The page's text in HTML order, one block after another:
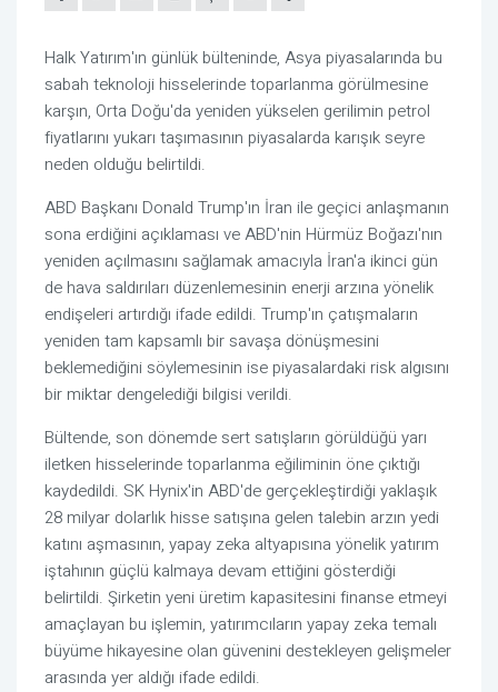
Halk Yatırım'ın günlük bülteninde, Asya piyasalarında bu
sabah teknoloji hisselerinde toparlanma görülmesine
karşın, Orta Doğu'da yeniden yükselen gerilimin petrol
fiyatlarını yukarı taşımasının piyasalarda karışık seyre
neden olduğu belirtildi.
ABD Başkanı Donald Trump'ın İran ile geçici anlaşmanın
sona erdiğini açıklaması ve ABD'nin Hürmüz Boğazı'nın
yeniden açılmasını sağlamak amacıyla İran'a ikinci gün
de hava saldırıları düzenlemesinin enerji arzına yönelik
endişeleri artırdığı ifade edildi. Trump'ın çatışmaların
yeniden tam kapsamlı bir savaşa dönüşmesini
beklemediğini söylemesinin ise piyasalardaki risk algısını
bir miktar dengelediği bilgisi verildi.
Bültende, son dönemde sert satışların görüldüğü yarı
iletken hisselerinde toparlanma eğiliminin öne çıktığı
kaydedildi. SK Hynix'in ABD'de gerçekleştirdiği yaklaşık
28 milyar dolarlık hisse satışına gelen talebin arzın yedi
katını aşmasının, yapay zeka altyapısına yönelik yatırım
iştahının güçlü kalmaya devam ettiğini gösterdiği
belirtildi. Şirketin yeni üretim kapasitesini finanse etmeyi
amaçlayan bu işlemin, yatırımcıların yapay zeka temalı
büyüme hikayesine olan güvenini destekleyen gelişmeler
arasında yer aldığı ifade edildi.